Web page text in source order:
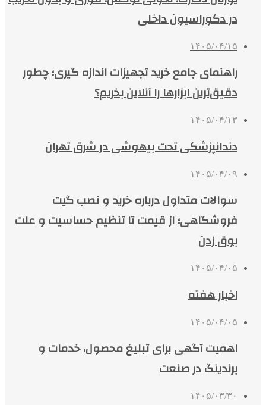
در دکوراسیون داخلی
۱۴۰۵/۰۴/۱۵
راهنمای جامع خرید تجهیزات اندازه گیری؛ چطور
دقیق‌ترین ابزارها را آنلاین بخریم؟
۱۴۰۵/۰۴/۱۳
دندانپزشکی تحت بیهوشی در شرق تهران
۱۴۰۵/۰۴/۰۹
سوالات متداول درباره خرید و نصب گیت
فروشگاهی؛ از قیمت تا تنظیم حساسیت و علت
بوق زدن
۱۴۰۵/۰۴/۰۵
اخبار هفته
۱۴۰۵/۰۴/۰۵
اهمیت آگهی برای تبلیغ محصول، خدمات و
برندینگ در صنعت
۱۴۰۵/۰۳/۳۰